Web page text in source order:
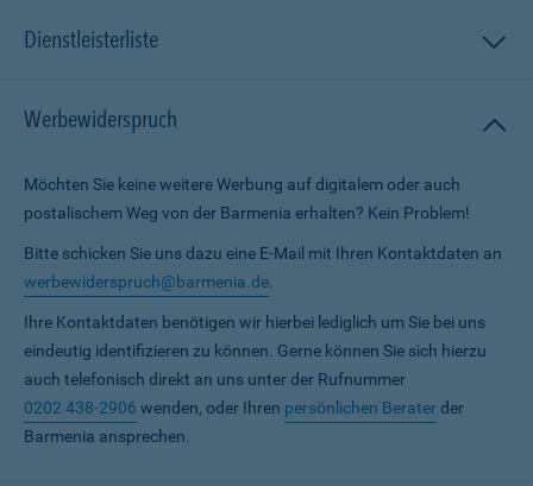
Dienstleisterliste
Werbewiderspruch
Möchten Sie keine weitere Werbung auf digitalem oder auch
postalischem Weg von der Barmenia erhalten? Kein Problem!
Bitte schicken Sie uns dazu eine E-Mail mit Ihren Kontaktdaten an
werbewiderspruch@barmenia.de.
Ihre Kontaktdaten benötigen wir hierbei lediglich um Sie bei uns
eindeutig identifizieren zu können. Gerne können Sie sich hierzu
auch telefonisch direkt an uns unter der Rufnummer
0202 438-2906 wenden, oder Ihren persönlichen Beraterder
Barmenia ansprechen.